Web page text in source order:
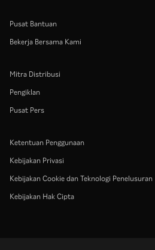
Pusat Bantuan
Bekerja Bersama Kami
Mitra Distribusi
Pengiklan
Pusat Pers
Ketentuan Penggunaan
Kebijakan Privasi
Kebijakan Cookie dan Teknologi Penelusuran
Kebijakan Hak Cipta